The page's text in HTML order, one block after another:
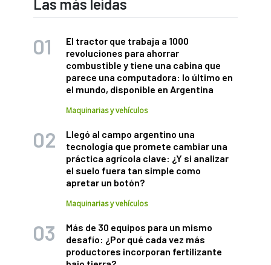
Las más leídas
El tractor que trabaja a 1000
revoluciones para ahorrar
combustible y tiene una cabina que
parece una computadora: lo último en
el mundo, disponible en Argentina
Maquinarias y vehículos
Llegó al campo argentino una
tecnología que promete cambiar una
práctica agrícola clave: ¿Y si analizar
el suelo fuera tan simple como
apretar un botón?
Maquinarias y vehículos
Más de 30 equipos para un mismo
desafío: ¿Por qué cada vez más
productores incorporan fertilizante